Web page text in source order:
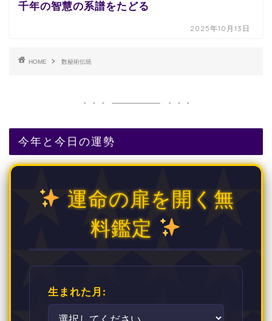
千年の智慧の系譜をたどる
2025年10月13日
HOME 数秘術伝統
今年と今日の運勢
運命の扉を開く無
料鑑定
生まれた月: